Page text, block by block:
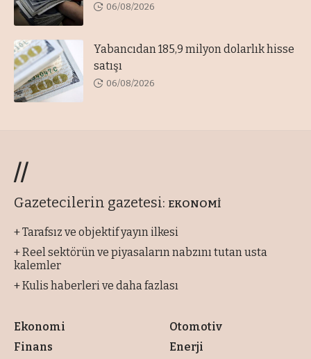
06/08/2026
Yabancıdan 185,9 milyon dolarlık hisse
satışı
06/08/2026
//
Gazetecilerin gazetesi: EKONOMİ
+ Tarafsız ve objektif yayın ilkesi
+ Reel sektörün ve piyasaların nabzını tutan usta
kalemler
+ Kulis haberleri ve daha fazlası
Ekonomi
Finans
Otomotiv
Enerji